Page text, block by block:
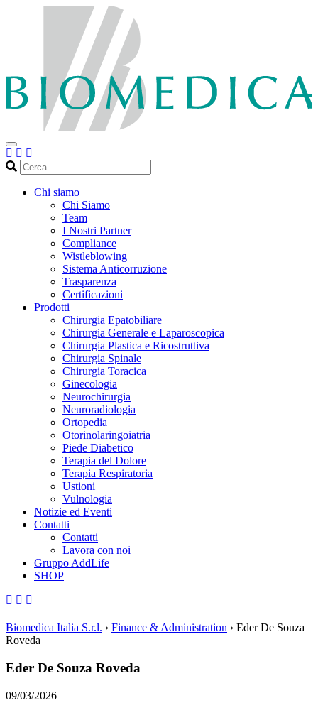
Cerca
Chi siamo
Chi Siamo
Team
I Nostri Partner
Compliance
Wistleblowing
Sistema Anticorruzione
Trasparenza
Certificazioni
Prodotti
Chirurgia Epatobiliare
Chirurgia Generale e Laparoscopica
Chirurgia Plastica e Ricostruttiva
Chirurgia Spinale
Chirurgia Toracica
Ginecologia
Neurochirurgia
Neuroradiologia
Ortopedia
Otorinolaringoiatria
Piede Diabetico
Terapia del Dolore
Terapia Respiratoria
Ustioni
Vulnologia
Notizie ed Eventi
Contatti
Contatti
Lavora con noi
Gruppo AddLife
SHOP
Biomedica Italia S.r.l. › Finance & Administration › Eder De Souza
Roveda
Eder De Souza Roveda
09/03/2026